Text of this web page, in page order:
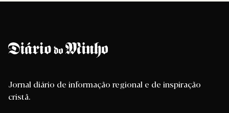
Jornal diário de informação regional e de inspiração
cristã.